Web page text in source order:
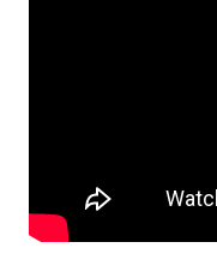
WN